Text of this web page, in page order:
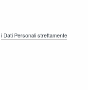
i Dati Personali strettamente